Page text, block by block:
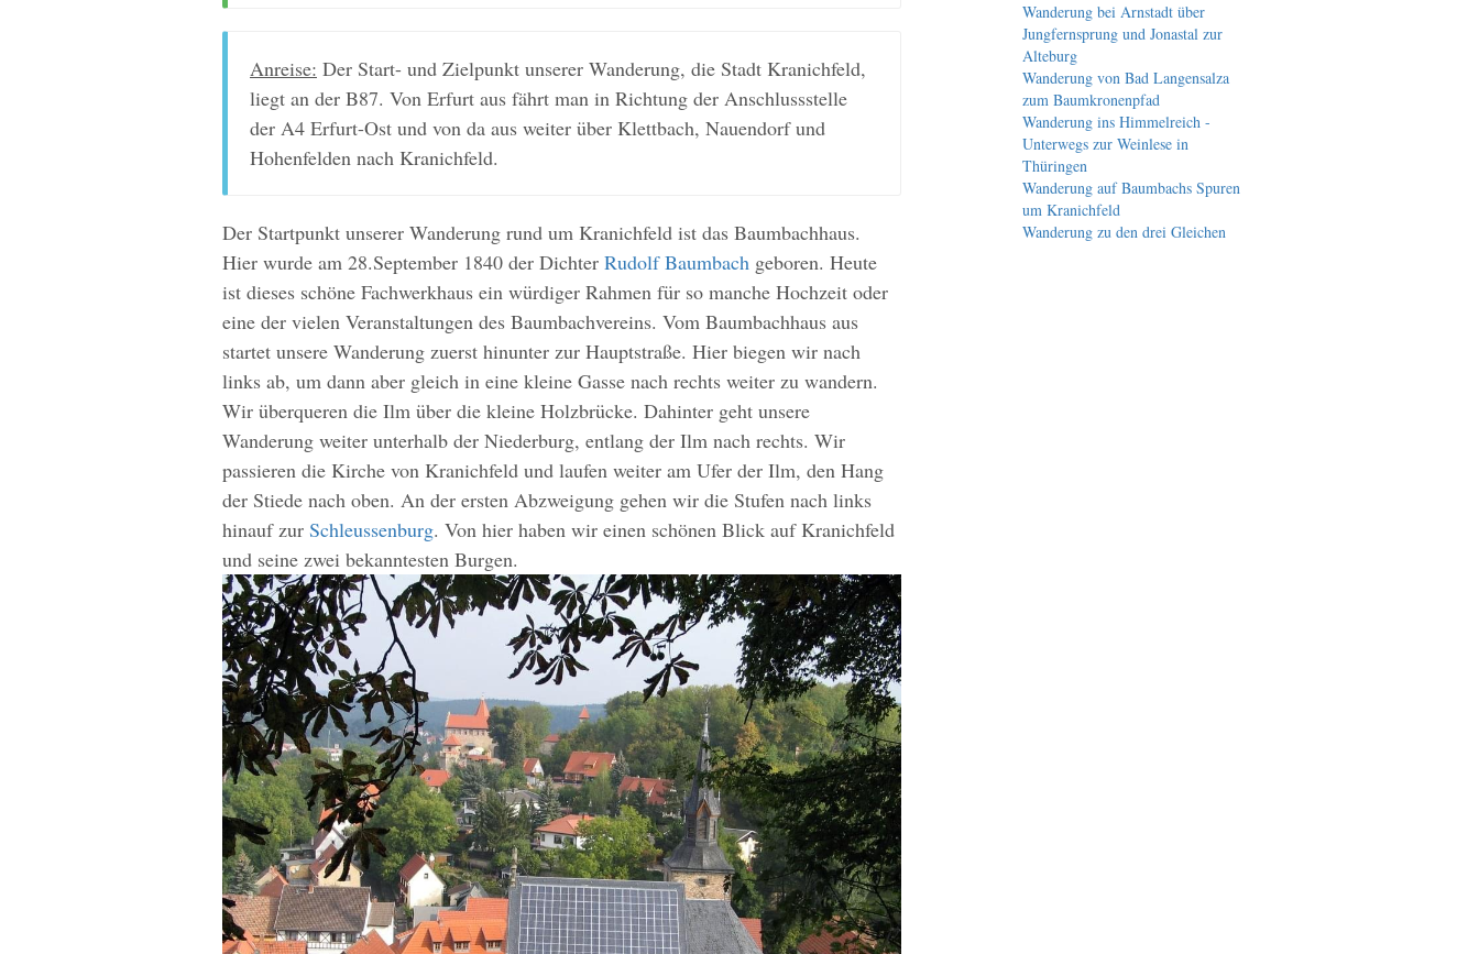
Anreise: Der Start- und Zielpunkt unserer Wanderung, die Stadt Kranichfeld,
liegt an der B87. Von Erfurt aus fährt man in Richtung der Anschlussstelle
der A4 Erfurt-Ost und von da aus weiter über Klettbach, Nauendorf und
Hohenfelden nach Kranichfeld.
Der Startpunkt unserer Wanderung rund um Kranichfeld ist das Baumbachhaus.
Hier wurde am 28.September 1840 der Dichter Rudolf Baumbach geboren. Heute
ist dieses schöne Fachwerkhaus ein würdiger Rahmen für so manche Hochzeit oder
eine der vielen Veranstaltungen des Baumbachvereins. Vom Baumbachhaus aus
startet unsere Wanderung zuerst hinunter zur Hauptstraße. Hier biegen wir nach
links ab, um dann aber gleich in eine kleine Gasse nach rechts weiter zu wandern.
Wir überqueren die Ilm über die kleine Holzbrücke. Dahinter geht unsere
Wanderung weiter unterhalb der Niederburg, entlang der Ilm nach rechts. Wir
passieren die Kirche von Kranichfeld und laufen weiter am Ufer der Ilm, den Hang
der Stiede nach oben. An der ersten Abzweigung gehen wir die Stufen nach links
hinauf zur Schleussenburg. Von hier haben wir einen schönen Blick auf Kranichfeld
und seine zwei bekanntesten Burgen.
Wanderung bei Arnstadt über
Jungfernsprung und Jonastal zur
Alteburg
Wanderung von Bad Langensalza
zum Baumkronenpfad
Wanderung ins Himmelreich -
Unterwegs zur Weinlese in
Thüringen
Wanderung auf Baumbachs Spuren
um Kranichfeld
Wanderung zu den drei Gleichen